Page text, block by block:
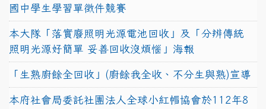
國中學生學習單徵件競賽
本大隊「落實廢照明光源電池回收」及「分辨傳統
照明光源好簡單 妥善回收沒煩惱」海報
「生熟廚餘全回收」(廚餘我全收、不分生與熟)宣導
本府社會局委託社團法人全球小紅帽協會於112年8